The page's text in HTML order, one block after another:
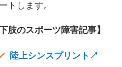
トします。
肢のスポーツ障害記事】
陸上シンスプリント↗